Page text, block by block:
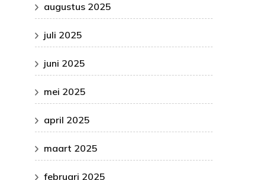
augustus 2025
juli 2025
juni 2025
mei 2025
april 2025
maart 2025
februari 2025